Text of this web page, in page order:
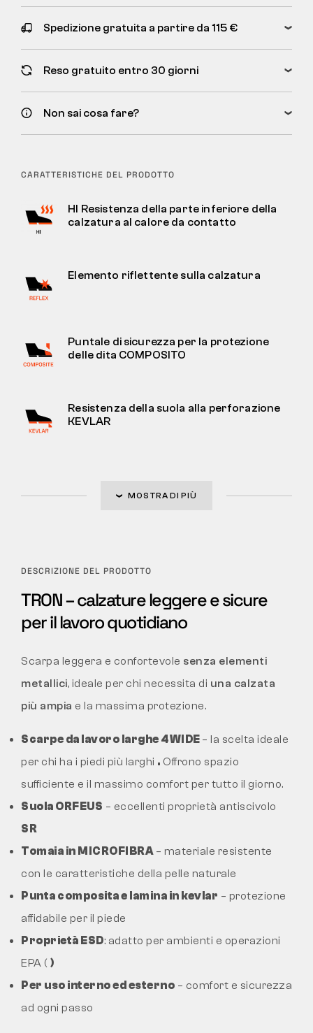
Spedizione gratuita a partire da 115 €
Reso gratuito entro 30 giorni
Non sai cosa fare?
CARATTERISTICHE DEL PRODOTTO
HI Resistenza della parte inferiore della
calzatura al calore da contatto
Elemento riflettente sulla calzatura
Puntale di sicurezza per la protezione
delle dita COMPOSITO
Resistenza della suola alla perforazione
KEVLAR
MOSTRA DI PIÙ
DESCRIZIONE DEL PRODOTTO
TRON – calzature leggere e sicure
per il lavoro quotidiano
Scarpa leggera e confortevole senza elementi
metallici, ideale per chi necessita di una calzata
più ampia e la massima protezione.
Scarpe da lavoro larghe 4WIDE – la scelta ideale
per chi ha i piedi più larghi . Offrono spazio
sufficiente e il massimo comfort per tutto il giorno.
Suola ORFEUS – eccellenti proprietà antiscivolo
SR
Tomaia in MICROFIBRA– materiale resistente
con le caratteristiche della pelle naturale
Punta composita e lamina in kevlar – protezione
affidabile per il piede
Proprietà ESD: adatto per ambienti e operazioni
EPA ( )
Per uso interno ed esterno – comfort e sicurezza
ad ogni passo